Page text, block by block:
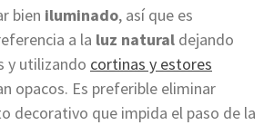
bien iluminado, así que es
a la luz natural dejando
y utilizando cortinas y estores
opacos. Es preferible eliminar
decorativo que impida el paso de la